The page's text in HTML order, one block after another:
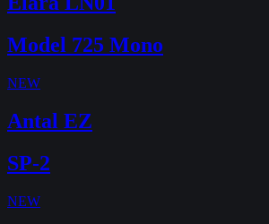
Model 725 Mono
NEW
Antal EZ
SP-2
NEW